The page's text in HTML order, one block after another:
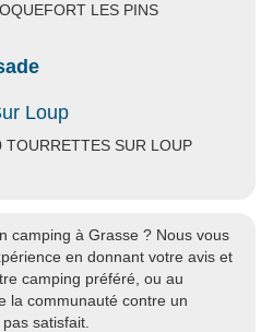
LES PINS
Loup
SUR LOUP
camping à Grasse ? Nous vous
en donnant votre avis et
camping préféré, ou au
la communauté contre un
satisfait.